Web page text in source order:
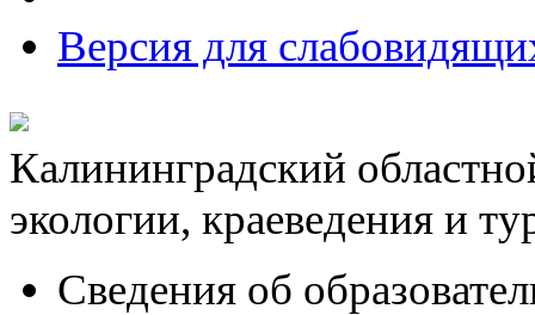
Версия для
Калининградский
экологии, краеведения и
Сведения об